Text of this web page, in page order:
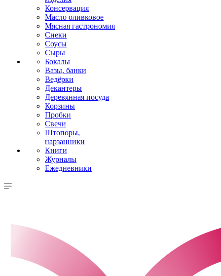
Консервация
Масло оливковое
Мясная гастрономия
Снеки
Соусы
Сыры
Бокалы
Вазы, банки
Ведёрки
Декантеры
Деревянная посуда
Корзины
Пробки
Свечи
Штопоры,
нарзанники
Книги
Журналы
Ежедневники